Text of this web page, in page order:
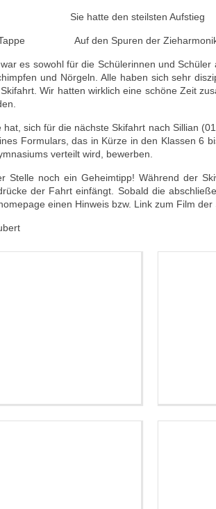
den steilsten Aufstieg
Auf den Spuren der
es sowohl für die Schülerinnen und
und Nörgeln. Alle haben sich sehr
Wir hatten wirklich eine schöne Zeit
hat, sich für die nächste Skifahrt nach Sillian
Formulars, das in Kürze in den Klassen 6
verteilt wird, bewerben.
Stelle noch ein Geheimtipp! Während der
der Fahrt einfängt. Sobald die
einen Hinweis bzw. Link zum Film